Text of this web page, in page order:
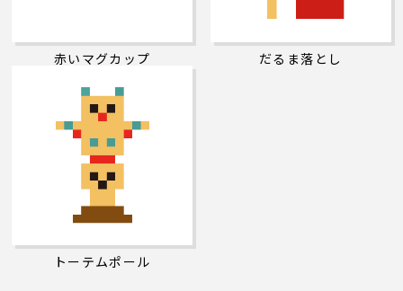
赤いマグカップ だるま落とし
トーテムポール